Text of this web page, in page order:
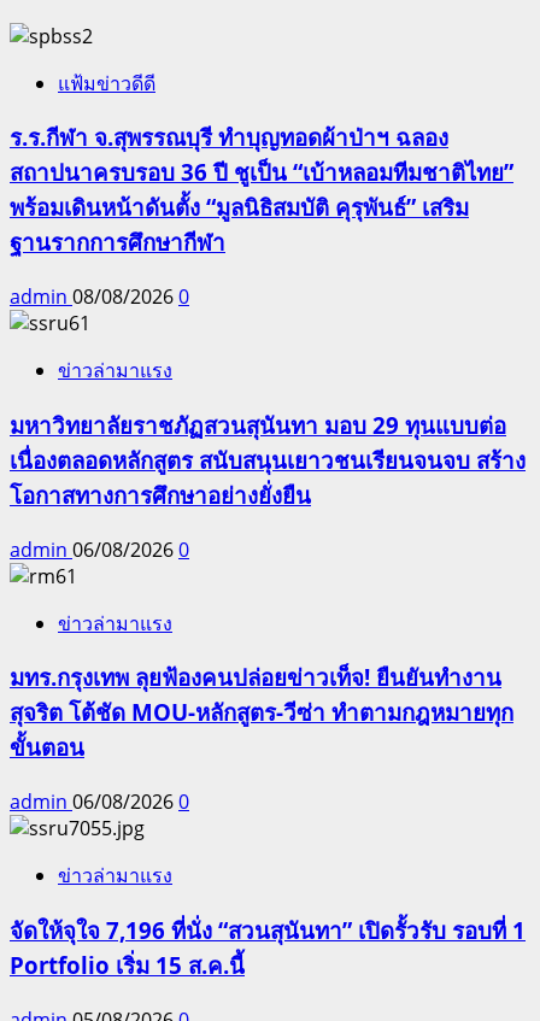
แฟ้มข่าวดีดี
ร.ร.กีฬา จ.สุพรรณบุรี ทำบุญทอดผ้าป่าฯ ฉลอง
สถาปนาครบรอบ 36 ปี ชูเป็น “เบ้าหลอมทีมชาติไทย”
พร้อมเดินหน้าดันตั้ง “มูลนิธิสมบัติ คุรุพันธ์” เสริม
ฐานรากการศึกษากีฬา
admin 08/08/20260
ข่าวล่ามาแรง
มหาวิทยาลัยราชภัฏสวนสุนันทา มอบ 29 ทุนแบบต่อ
เนื่องตลอดหลักสูตร สนับสนุนเยาวชนเรียนจนจบ สร้าง
โอกาสทางการศึกษาอย่างยั่งยืน
admin 06/08/20260
ข่าวล่ามาแรง
มทร.กรุงเทพ ลุยฟ้องคนปล่อยข่าวเท็จ! ยืนยันทำงาน
สุจริต โต้ชัด MOU-หลักสูตร-วีซ่า ทำตามกฎหมายทุก
ขั้นตอน
admin 06/08/20260
ข่าวล่ามาแรง
จัดให้จุใจ 7,196 ที่นั่ง “สวนสุนันทา” เปิดรั้วรับ รอบที่ 1
Portfolio เริ่ม 15 ส.ค.นี้